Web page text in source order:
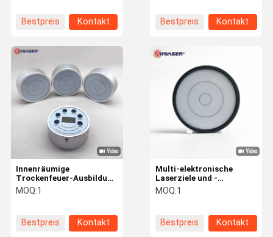
Bestpreis Kontakt Bestpreis Kontakt
Innenräumige
Trockenfeuer-Ausbildung
Elektronische Laser-Ziel
und drahtloses
MOQ:1
Bestpreis Kontakt
Multi-elektronische
Laserziele und -
controller für
Trockenfeuer-Laser-
MOQ:1
Bestpreis Kontakt